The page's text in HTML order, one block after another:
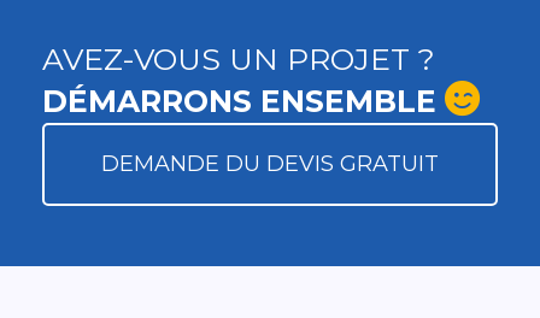
AVEZ-VOUS UN PROJET ?
DÉMARRONS ENSEMBLE
DEMANDE DU DEVIS GRATUIT